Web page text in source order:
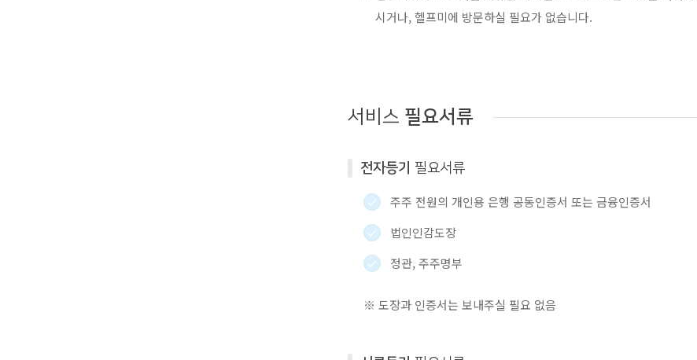
시거나, 헬프미에 방문하실 필요가 없습니다.
서비스 필요서류
전자등기 필요서류
주주 전원의 개인용 은행 공동인증서 또는 금융인증서
법인인감도장
정관, 주주명부
※ 도장과 인증서는 보내주실 필요 없음